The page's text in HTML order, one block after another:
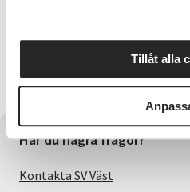
Tillåt alla
Läs mer på Föreningen
https://
sektionerna/stenstugan/
med Stenstugans Vänner
Har du några frågor?
Kontakta SV Väst